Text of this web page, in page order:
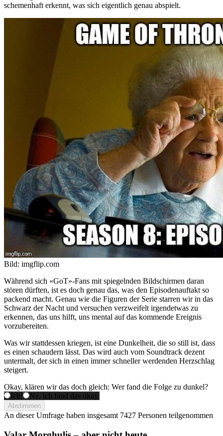
schemenhaft erkennt, was sich eigentlich genau abspielt.
Bild: imgflip.com
Während sich «GoT»-Fans mit spiegelnden Bildschirmen daran
stören dürften, ist es doch genau das, was den Episodenauftakt so
packend macht. Genau wie die Figuren der Serie starren wir in das
Schwarz der Nacht und versuchen verzweifelt irgendetwas zu
erkennen, das uns hilft, uns mental auf das kommende Ereignis
vorzubereiten.
Was wir stattdessen kriegen, ist eine Dunkelheit, die so still ist, dass
es einen schaudern lässt. Das wird auch vom Soundtrack dezent
untermalt, der sich in einen immer schneller werdenden Herzschlag
steigert.
Okay, klären wir das doch gleich: Wer fand die Folge zu dunkel?
Ich!
Ne, ich fand das okay.
Abstimmen
An dieser Umfrage haben insgesamt 7427 Personen teilgenommen